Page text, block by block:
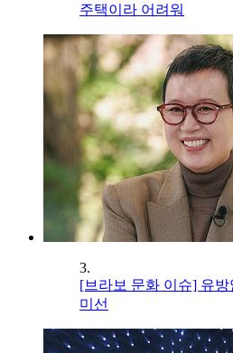
주택이라 어려워
3.
[브라보 문화 이슈] 유
미선